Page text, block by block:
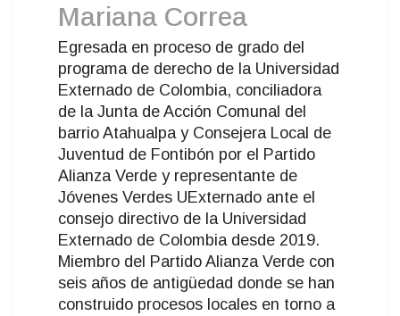
Mariana Correa
Egresada en proceso de grado del
programa de derecho de la Universidad
Externado de Colombia, conciliadora
de la Junta de Acción Comunal del
barrio Atahualpa y Consejera Local de
Juventud de Fontibón por el Partido
Alianza Verde y representante de
Jóvenes Verdes UExternado ante el
consejo directivo de la Universidad
Externado de Colombia desde 2019.
Miembro del Partido Alianza Verde con
seis años de antigüedad donde se han
construido procesos locales en torno a